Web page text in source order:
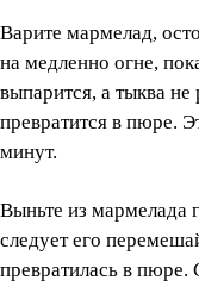
Варите мармелад,
на медленно огне,
выпарится, а тыква не
превратится в пюре.
минут.
Выньте из мармелада
следует его
превратилась в